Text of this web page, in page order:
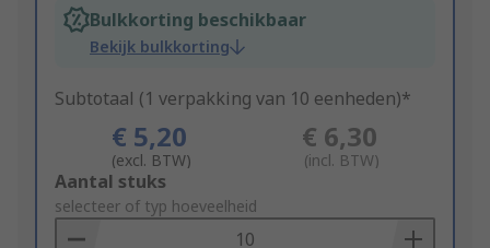
Bulkkorting beschikbaar
Bekijk bulkkorting
Subtotaal (1 verpakking van 10 eenheden)*
€ 5,20
(excl. BTW)
€ 6,30
(incl. BTW)
Add
to
Basket
Aantal stuks
selecteer of typ hoeveelheid